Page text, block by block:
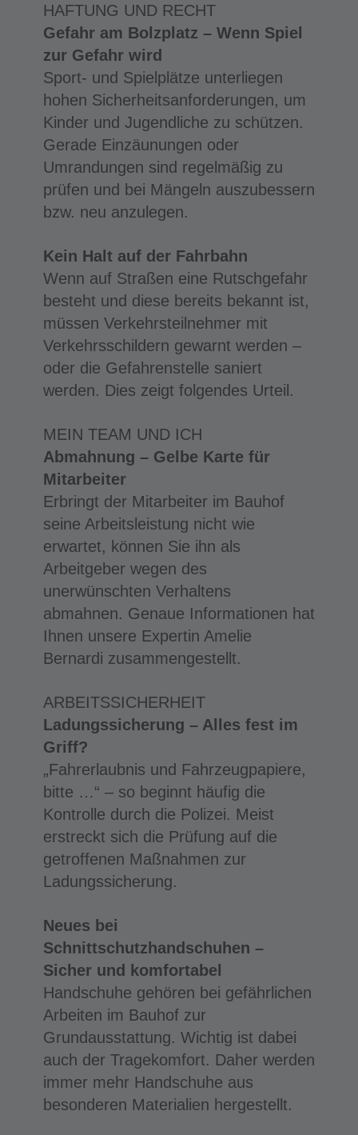
HAFTUNG UND RECHT
Gefahr am Bolzplatz – Wenn Spiel
zur Gefahr wird
Sport- und Spielplätze unterliegen
hohen Sicherheitsanforderungen, um
Kinder und Jugendliche zu schützen.
Gerade Einzäunungen oder
Umrandungen sind regelmäßig zu
prüfen und bei Mängeln auszubessern
bzw. neu anzulegen.
Kein Halt auf der Fahrbahn
Wenn auf Straßen eine Rutschgefahr
besteht und diese bereits bekannt ist,
müssen Verkehrsteilnehmer mit
Verkehrsschildern gewarnt werden –
oder die Gefahrenstelle saniert
werden. Dies zeigt folgendes Urteil.
MEIN TEAM UND ICH
Abmahnung – Gelbe Karte für
Mitarbeiter
Erbringt der Mitarbeiter im Bauhof
seine Arbeitsleistung nicht wie
erwartet, können Sie ihn als
Arbeitgeber wegen des
unerwünschten Verhaltens
abmahnen. Genaue Informationen hat
Ihnen unsere Expertin Amelie
Bernardi zusammengestellt.
ARBEITSSICHERHEIT
Ladungssicherung – Alles fest im
Griff?
„Fahrerlaubnis und Fahrzeugpapiere,
bitte …“ – so beginnt häufig die
Kontrolle durch die Polizei. Meist
erstreckt sich die Prüfung auf die
getroffenen Maßnahmen zur
Ladungssicherung.
Neues bei
Schnittschutzhandschuhen –
Sicher und komfortabel
Handschuhe gehören bei gefährlichen
Arbeiten im Bauhof zur
Grundausstattung. Wichtig ist dabei
auch der Tragekomfort. Daher werden
immer mehr Handschuhe aus
besonderen Materialien hergestellt.